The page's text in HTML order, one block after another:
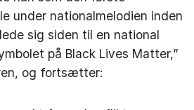
under nationalmelodien inden
sig siden til en national
på Black Lives Matter,”
og fortsætter: